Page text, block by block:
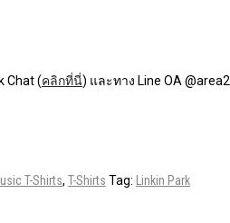
Chat (คลิกที่นี่) และทาง Line OA
T-Shirts, T-Shirts Tag: Linkin Park